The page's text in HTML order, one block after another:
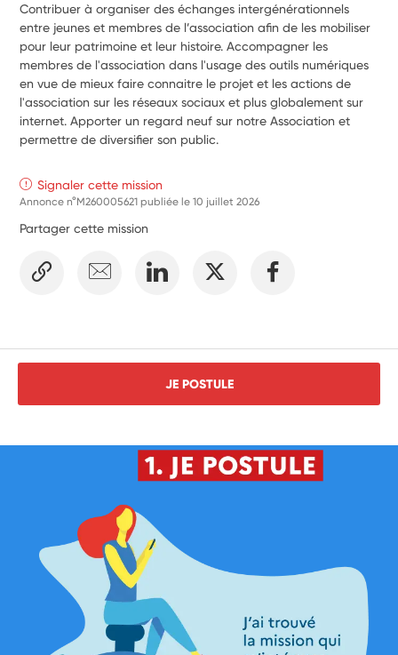
Contribuer à organiser des échanges intergénérationnels
entre jeunes et membres de l’association afin de les mobiliser
pour leur patrimoine et leur histoire. Accompagner les
membres de l'association dans l'usage des outils numériques
en vue de mieux faire connaitre le projet et les actions de
l'association sur les réseaux sociaux et plus globalement sur
internet. Apporter un regard neuf sur notre Association et
permettre de diversifier son public.
Signaler cette mission
Annonce n°M260005621 publiée le10 juillet 2026
Partager cette mission
JE POSTULE